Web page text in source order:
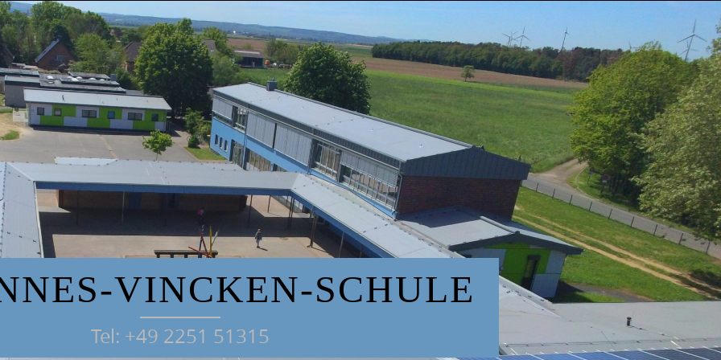
VINCKEN-SCHULE
Tel: +49 2251 51315